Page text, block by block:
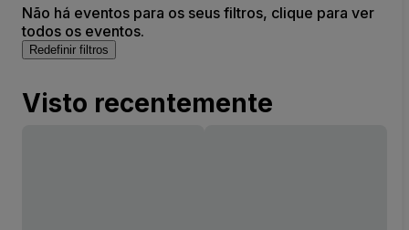
Não há eventos para os seus filtros, clique para ver
todos os eventos.
Redefinir filtros
Visto recentemente